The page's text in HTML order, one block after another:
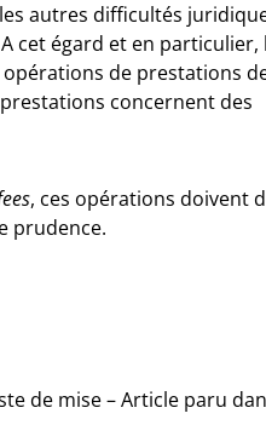
autres difficultés
cet égard et en particulier,
de prestations
concernent des
, ces opérations doivent
prudence.
de mise – Article paru